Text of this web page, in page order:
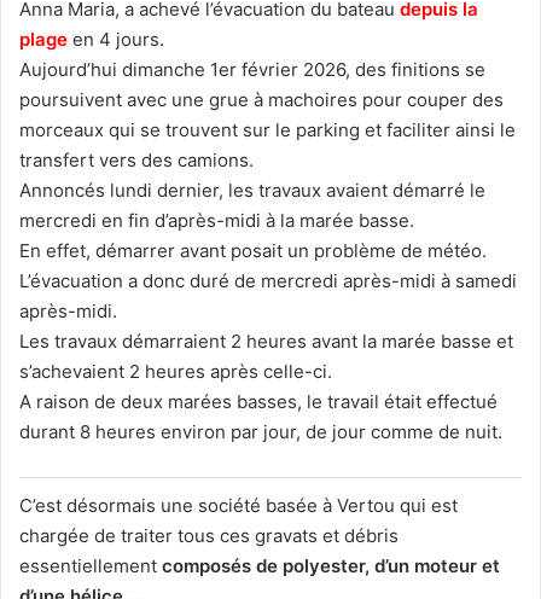
Anna Maria, a achevé l’évacuation du bateau depuis la
plage en 4 jours.
Aujourd’hui dimanche 1er février 2026, des finitions se
poursuivent avec une grue à machoires pour couper des
morceaux qui se trouvent sur le parking et faciliter ainsi le
transfert vers des camions.
Annoncés lundi dernier, les travaux avaient démarré le
mercredi en fin d’après-midi à la marée basse.
En effet, démarrer avant posait un problème de météo.
L’évacuation a donc duré de mercredi après-midi à samedi
après-midi.
Les travaux démarraient 2 heures avant la marée basse et
s’achevaient 2 heures après celle-ci.
A raison de deux marées basses, le travail était effectué
durant 8 heures environ par jour, de jour comme de nuit.
C’est désormais une société basée à Vertou qui est
chargée de traiter tous ces gravats et débris
essentiellement composés de polyester, d’un moteur et